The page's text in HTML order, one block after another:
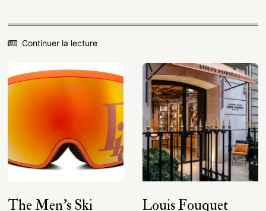
Continuer la lecture
The Men’s Ski
Louis Fouquet